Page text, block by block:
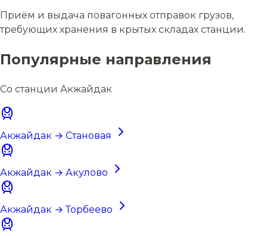
Приём и выдача повагонных отправок грузов,
требующих хранения в крытых складах станции.
Популярные направления
Со станции Акжайдак
Акжайдак → Становая
Акжайдак → Акулово
Акжайдак → Торбеево